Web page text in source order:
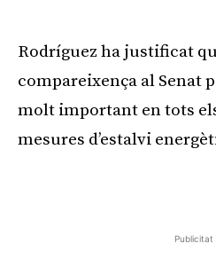
Rodríguez ha justificat
compareixença al Senat
molt important en tots
mesures d’estalvi
Publicitat